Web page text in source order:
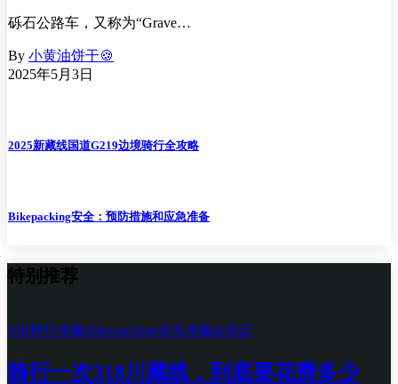
砾石公路车，又称为“Grave…
By 小黄油饼干🍪
2025年5月3日
2025新藏线国道G219边境骑行全攻略
Bikepacking安全：预防措施和应急准备
特别推荐
318骑行攻略Bikepacking攻略攻略&游记
骑行一次318川藏线，到底要花费多少